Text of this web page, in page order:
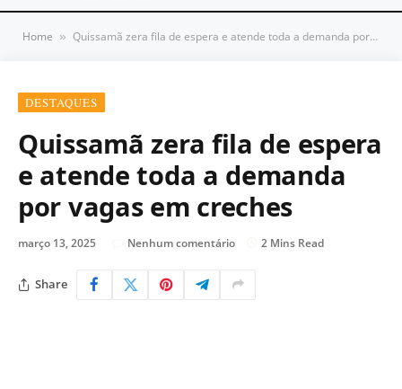
Home » Quissamã zera fila de espera e atende toda a demanda por vagas em creches
DESTAQUES
Quissamã zera fila de espera
e atende toda a demanda
por vagas em creches
março 13, 2025 Nenhum comentário 2 Mins Read
Share